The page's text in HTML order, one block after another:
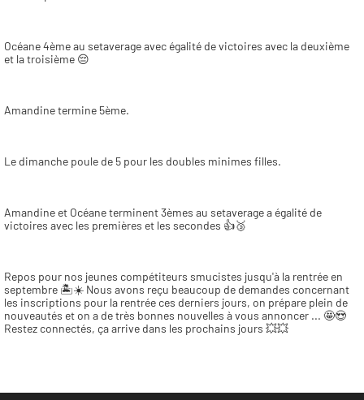
Océane 4ème au setaverage avec égalité de victoires avec la deuxième
et la troisième 😔
Amandine termine 5ème.
Le dimanche poule de 5 pour les doubles minimes filles.
Amandine et Océane terminent 3èmes au setaverage a égalité de
victoires avec les premières et les secondes 👍🥉
Repos pour nos jeunes compétiteurs smucistes jusqu'à la rentrée en
septembre 🏝☀️ Nous avons reçu beaucoup de demandes concernant
les inscriptions pour la rentrée ces derniers jours, on prépare plein de
nouveautés et on a de très bonnes nouvelles à vous annoncer ... 🤩😍
Restez connectés, ça arrive dans les prochains jours 💥💥